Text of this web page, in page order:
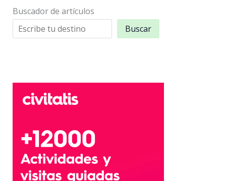
Buscador de artículos
Buscar